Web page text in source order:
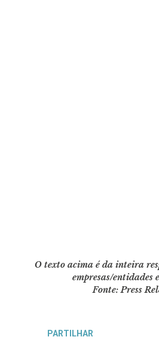
O texto acima é da inteira
empresas/entidades
Fonte: Press
PARTILHAR